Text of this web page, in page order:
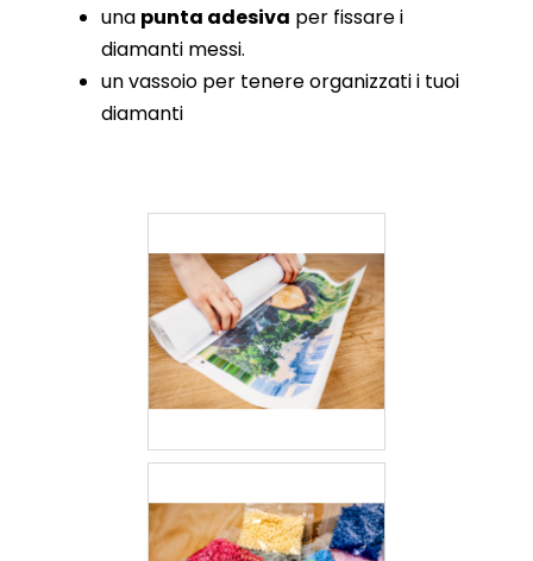
una punta adesiva per fissare i
diamanti messi.
un vassoio per tenere organizzati i tuoi
diamanti